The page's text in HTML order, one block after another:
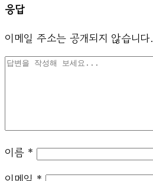
응답
이메일 주소는 공개되지 않습니다.
이름 *